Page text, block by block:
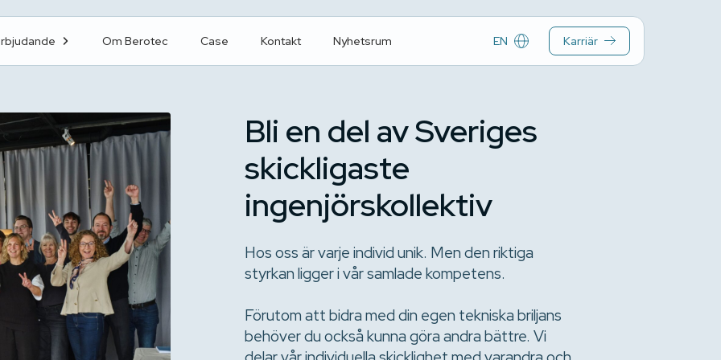
EN Karriär
Om Berotec Case Kontakt Nyhetsrum
Bli en del av Sveriges
skickligaste
ingenjörskollektiv
Hos oss är varje individ unik. Men den riktiga
styrkan ligger i vår samlade kompetens.
Förutom att bidra med din egen tekniska briljans
behöver du också kunna göra andra bättre. Vi